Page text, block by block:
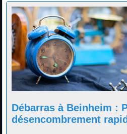
Débarras à Beinheim :
désencombrement